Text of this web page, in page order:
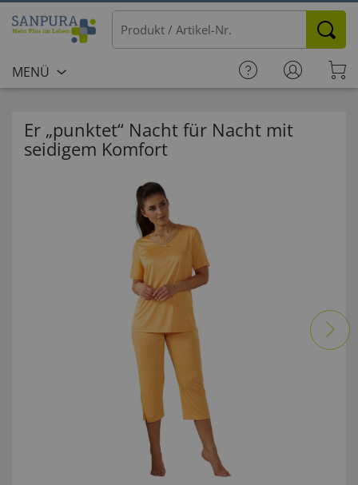
MENÜ
Er „punktet“ Nacht für Nacht mit
seidigem Komfort